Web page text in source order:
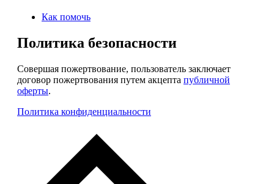
Как помочь
Политика безопасности
Совершая пожертвование, пользователь заключает
договор пожертвования путем акцепта публичной
оферты.
Политика конфиденциальности